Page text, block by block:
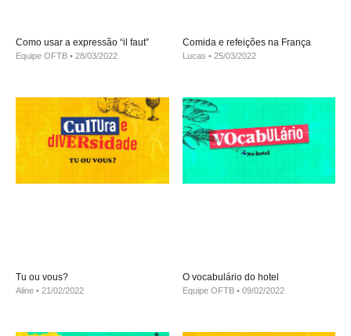
Como usar a expressão “il faut”
Equipe OFTB 28/03/2022
Comida e refeições na França
Lucas 25/03/2022
Tu ou vous?
Aline 21/02/2022
O vocabulário do hotel
Equipe OFTB 09/02/2022